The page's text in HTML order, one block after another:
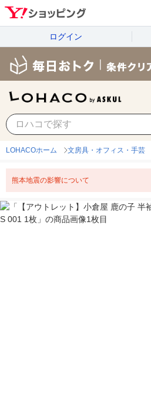
ログイン
LOHACOホーム 文房具・オフィス・手芸
熊本地震の影響について